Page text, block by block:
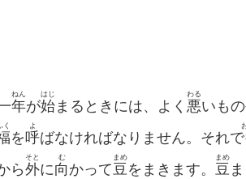
年
ねん
が始
はじ
まるときには、よく 悪
わる
いも
く
を呼
よ
ばなければなりません。それで
ら外
そと
に向
む
かって豆
まめ
をまきます。 豆
まめ